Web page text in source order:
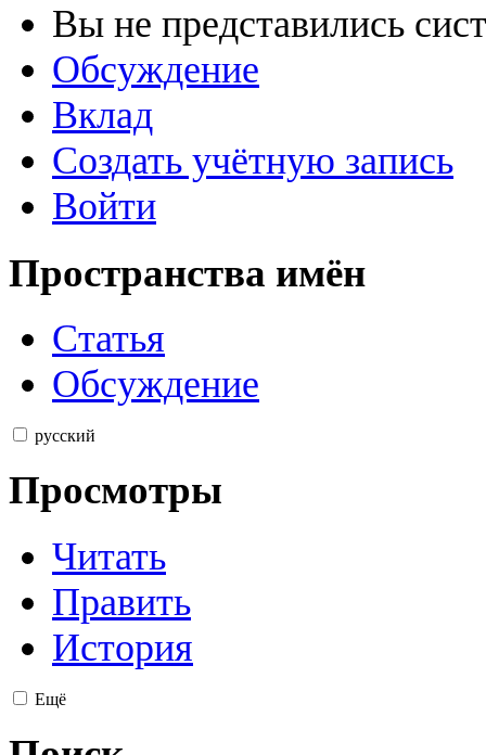
Вы не представились
Обсуждение
Вклад
Создать учётную запись
Войти
Пространства имён
Статья
Обсуждение
русский
Просмотры
Читать
Править
История
Ещё